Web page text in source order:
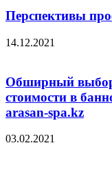
Перспективы
14.12.2021
Обширный
стоимости в
arasan-spa.kz
03.02.2021